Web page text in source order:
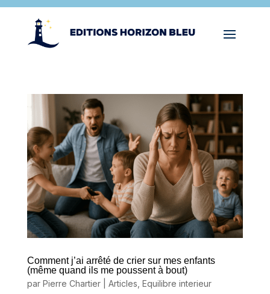
Comment j’ai arrêté de crier sur mes enfants
(même quand ils me poussent à bout)
par Pierre Chartier| Articles Equilibre interieur